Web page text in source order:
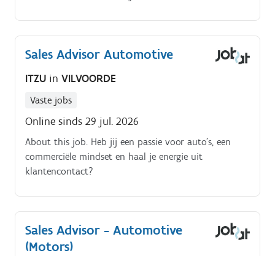
ADVISOR.
Sales Advisor Automotive
ITZU in VILVOORDE
Vaste jobs
Online sinds 29 jul. 2026
About this job. Heb jij een passie voor auto's, een
commerciële mindset en haal je energie uit
klantencontact?
Sales Advisor - Automotive
(Motors)